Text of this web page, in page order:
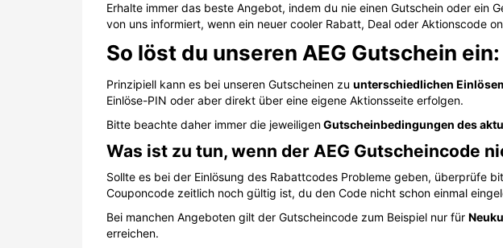
Erhalte immer das beste Angebot, indem du nie einen Gutschein oder ein
von uns informiert, wenn ein neuer cooler Rabatt, Deal oder Aktionscode
So löst du unseren AEG Gutschein ein:
Prinzipiell kann es bei unseren Gutscheinen zu unterschiedlichen
Einlöse-PIN oder aber direkt über eine eigene Aktionsseite erfolgen.
Bitte beachte daher immer die jeweiligenGutscheinbedingungen des
Was ist zu tun, wenn der AEG Gutscheincode
Sollte es bei der Einlösung des Rabattcodes Probleme geben, überprüfe
Couponcode zeitlich noch gültig ist, du den Code nicht schon einmal
Bei manchen Angeboten gilt der Gutscheincode zum Beispiel nur für
erreichen.